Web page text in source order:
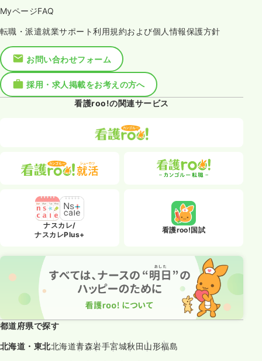
MyページFAQ
転職・派遣就業サポート利用規約および個人情報保護方針
お問い合わせフォーム
採用・求人掲載をお考えの方へ
看護roo!の関連サービス
ナスカレ/
ナスカレPlus+
看護roo!国試
都道府県で探す
北海道・東北北海道青森岩手宮城秋田山形福島